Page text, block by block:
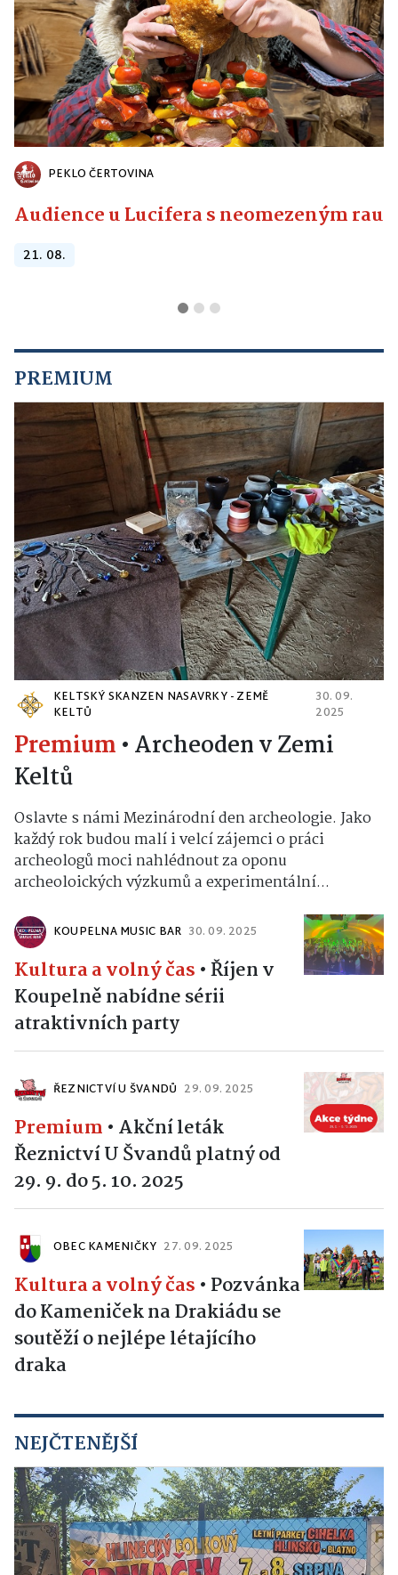
PEKLO ČERTOVINA
Audience u Lucifera s neomezeným
21. 08.
PREMIUM
KELTSKÝ SKANZEN NASAVRKY - ZEMĚ
KELTŮ
30. 09.
2025
Premium • Archeoden v Zemi
Keltů
Oslavte s námi Mezinárodní den archeologie. Jako
každý rok budou malí i velcí zájemci o práci
archeologů moci nahlédnout za oponu
archeoloických výzkumů a experimentální...
KOUPELNA MUSIC BAR 30. 09. 2025
Kultura a volný čas •Říjen v
Koupelně nabídne sérii
atraktivních party
ŘEZNICTVÍ U ŠVANDŮ 29. 09. 2025
Premium • Akční leták
Řeznictví U Švandů platný od
29. 9. do 5. 10. 2025
OBEC KAMENIČKY 27. 09. 2025
Kultura a volný čas • Pozvánka
do Kameniček na Drakiádu se
soutěží o nejlépe létajícího
draka
NEJČTENĚJŠÍ